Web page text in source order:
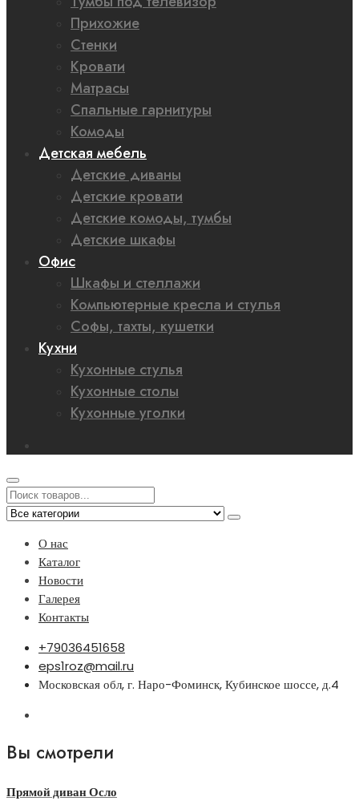
Прихожие
Стенки
Кровати
Матрасы
Спальные гарнитуры
Комоды
Детская мебель
Детские диваны
Детские кровати
Детские комоды, тумбы
Детские шкафы
Офис
Шкафы и стеллажи
Компьютерные кресла и стулья
Софы, тахты, кушетки
Кухни
Кухонные стулья
Кухонные столы
Кухонные уголки
О нас
Каталог
Новости
Галерея
Контакты
+79036451658
eps1roz@mail.ru
Московская обл, г. Наро-Фоминск, Кубинское шоссе, д.4
Вы смотрели
Прямой диван Осло